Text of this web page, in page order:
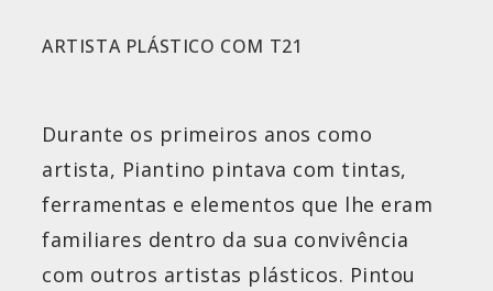
ARTISTA PLÁSTICO COM T21
Durante os primeiros anos como
artista, Piantino pintava com tintas,
ferramentas e elementos que lhe eram
familiares dentro da sua convivência
com outros artistas plásticos. Pintou